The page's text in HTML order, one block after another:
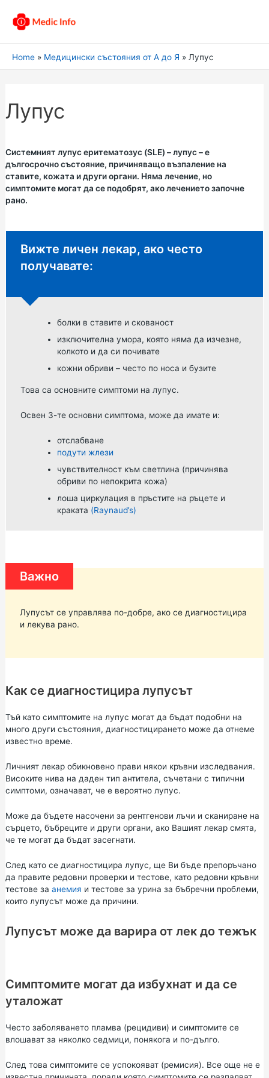
Home Медицински състояния от А до Я Лупус
Лупус
Системният лупус еритематозус (SLE) – лупус – е
дългосрочно състояние, причиняващо възпаление на
ставите, кожата и други органи. Няма лечение, но
симптомите могат да се подобрят, ако лечението започне
рано.
Неспешен съвет:
Вижте личен лекар, ако често
получавате:
болки в ставите и скованост
изключителна умора, която няма да изчезне,
колкото и да си почивате
кожни обриви – често по носа и бузите
Това са основните симптоми на лупус.
Освен 3-те основни симптома, може да имате и:
отслабване
подути жлези
чувствителност към светлина (причинява
обриви по непокрита кожа)
лоша циркулация в пръстите на ръцете и
краката (Raynaud’s)
Важно
Лупусът се управлява по-добре, ако се диагностицира
и лекува рано.
Как се диагностицира лупусът
Тъй като симптомите на лупус могат да бъдат подобни на
много други състояния, диагностицирането може да отнеме
известно време.
Личният лекар обикновено прави някои кръвни изследвания.
Високите нива на даден тип антитела, съчетани с типични
симптоми, означават, че е вероятно лупус.
Може да бъдете насочени за рентгенови лъчи и сканиране на
сърцето, бъбреците и други органи, ако Вашият лекар смята,
че те могат да бъдат засегнати.
След като се диагностицира лупус, ще Ви бъде препоръчано
да правите редовни проверки и тестове, като редовни кръвни
тестове за анемия и тестове за урина за бъбречни проблеми,
които лупусът може да причини.
Лупусът може да варира от лек до тежък
Симптомите могат да избухнат и да се
уталожат
Често заболяването пламва (рецидиви) и симптомите се
влошават за няколко седмици, понякога и по-дълго.
След това симптомите се успокояват (ремисия). Все още не е